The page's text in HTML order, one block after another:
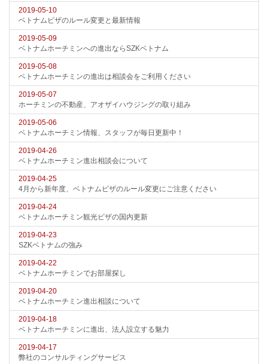
2019-05-10
ベトナムビザのルール変更と最新情報
2019-05-09
ベトナムホーチミンへの進出ならSZKベトナム
2019-05-08
ベトナムホーチミンの進出は相談会をご利用ください
2019-05-07
ホーチミンの不動産、アオザイハウジングの取り組み
2019-05-06
ベトナムホーチミン情報、スタッフが毎日更新中！
2019-04-26
ベトナムホーチミン進出相談会について
2019-04-25
4月から新年度、ベトナムビザのルール変更にご注意ください
2019-04-24
ベトナムホーチミン観光ビザの国内更新
2019-04-23
SZKベトナムの強み
2019-04-22
ベトナムホーチミンでお部屋探し
2019-04-20
ベトナムホーチミン進出相談について
2019-04-18
ベトナムホーチミンに進出、法人設立する魅力
2019-04-17
弊社のコンサルティングサービス